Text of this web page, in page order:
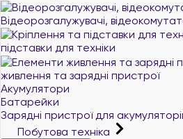
Відеорозгалужувачі,
підставки для техніки
живлення та зарядні пристрої
Акумулятори
Батарейки
Зарядні пристрої для
Побутова техніка